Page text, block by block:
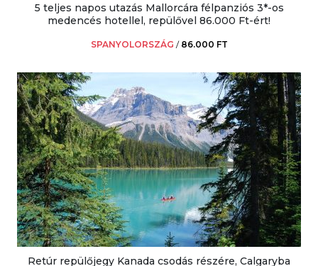
5 teljes napos utazás Mallorcára félpanziós 3*-os
medencés hotellel, repülővel 86.000 Ft-ért!
SPANYOLORSZÁG / 86.000 FT
Retúr repülőjegy Kanada csodás részére, Calgaryba